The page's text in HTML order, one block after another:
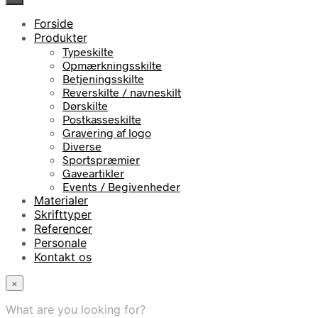
Forside
Produkter
Typeskilte
Opmærkningsskilte
Betjeningsskilte
Reverskilte / navneskilt
Dørskilte
Postkasseskilte
Gravering af logo
Diverse
Sportspræmier
Gaveartikler
Events / Begivenheder
Materialer
Skrifttyper
Referencer
Personale
Kontakt os
×
What are you looking for?